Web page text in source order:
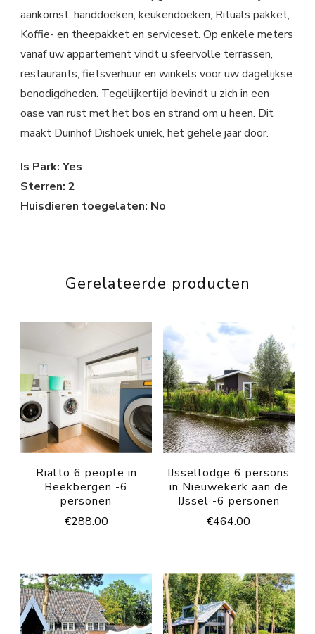
aankomst, handdoeken, keukendoeken, Rituals pakket,
Koffie- en theepakket en serviceset. Op enkele meters
vanaf uw appartement vindt u sfeervolle terrassen,
restaurants, fietsverhuur en winkels voor uw dagelijkse
benodigdheden. Tegelijkertijd bevindt u zich in een
oase van rust met het bos en strand om u heen. Dit
maakt Duinhof Dishoek uniek, het gehele jaar door.
Is Park: Yes
Sterren: 2
Huisdieren toegelaten: No
Gerelateerde producten
Rialto 6 people in
Beekbergen -6
personen
€288.00
IJssellodge 6 persons
in Nieuwekerk aan de
IJssel -6 personen
€464.00